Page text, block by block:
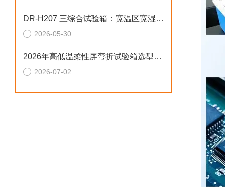
DR-H207 三综合试验箱：宽温区宽湿度振动精准控制
2026-05-30
2026年高低温柔性屏弯折试验箱选型避坑：别让步进低配毁了测试数据
2026-07-02